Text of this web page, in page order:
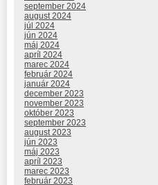
september 2024
august 2024
júl 2024
jún 2024
máj 2024
apríl 2024
marec 2024
február 2024
január 2024
december 2023
november 2023
október 2023
september 2023
august 2023
jún 2023
máj 2023
apríl 2023
marec 2023
február 2023